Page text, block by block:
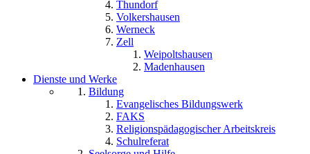
Thundorf
Volkershausen
Werneck
Zell
Weipoltshausen
Madenhausen
Dienste und Werke
Bildung
Evangelisches Bildungswerk
FAKS
Religionspädagogischer Arbeitskreis
Schulreferat